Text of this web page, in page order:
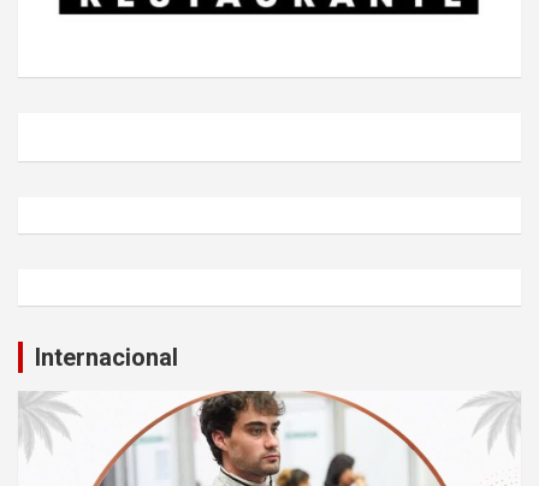
Internacional